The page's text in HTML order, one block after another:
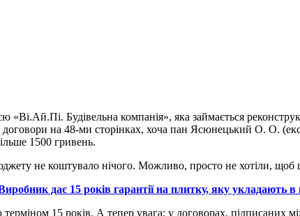
«Ві.Ай.Пі. Будівельна компанія», яка займається
на 48-ми сторінках, хоча пан Ясюнецький О. О.
1500 гривень.
не коштувало нічого. Можливо, просто не хотіли,
дає 15 років гарантії на плитку, яку укладають
15 років. А тепер увага: у договорах, підписаних